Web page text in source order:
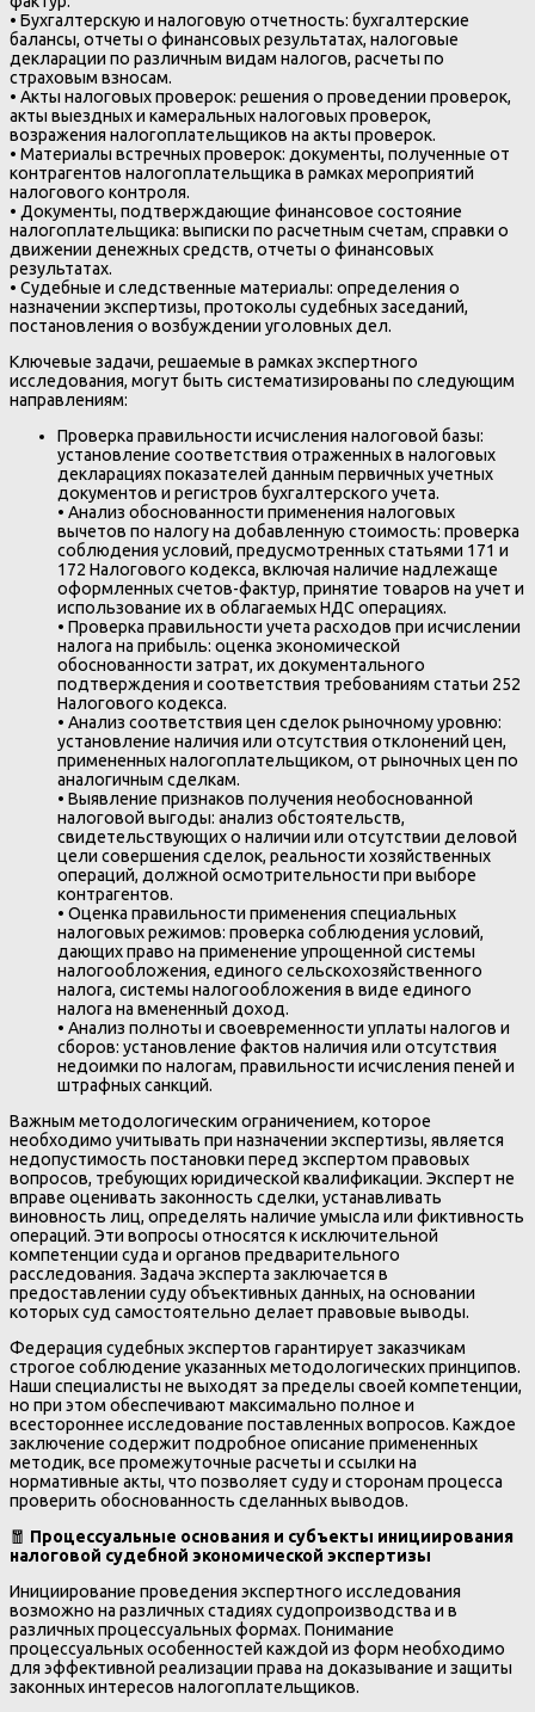
• Бухгалтерскую и налоговую отчетность: бухгалтерские
балансы, отчеты о финансовых результатах, налоговые
декларации по различным видам налогов, расчеты по
страховым взносам.
• Акты налоговых проверок: решения о проведении проверок,
акты выездных и камеральных налоговых проверок,
возражения налогоплательщиков на акты проверок.
• Материалы встречных проверок: документы, полученные от
контрагентов налогоплательщика в рамках мероприятий
налогового контроля.
• Документы, подтверждающие финансовое состояние
налогоплательщика: выписки по расчетным счетам, справки о
движении денежных средств, отчеты о финансовых
результатах.
• Судебные и следственные материалы: определения о
назначении экспертизы, протоколы судебных заседаний,
постановления о возбуждении уголовных дел.
Ключевые задачи, решаемые в рамках экспертного
исследования, могут быть систематизированы по следующим
направлениям:
Проверка правильности исчисления налоговой базы:
установление соответствия отраженных в налоговых
декларациях показателей данным первичных учетных
документов и регистров бухгалтерского учета.
• Анализ обоснованности применения налоговых
вычетов по налогу на добавленную стоимость: проверка
соблюдения условий, предусмотренных статьями 171 и
172 Налогового кодекса, включая наличие надлежаще
оформленных счетов-фактур, принятие товаров на учет и
использование их в облагаемых НДС операциях.
• Проверка правильности учета расходов при исчислении
налога на прибыль: оценка экономической
обоснованности затрат, их документального
подтверждения и соответствия требованиям статьи 252
Налогового кодекса.
• Анализ соответствия цен сделок рыночному уровню:
установление наличия или отсутствия отклонений цен,
примененных налогоплательщиком, от рыночных цен по
аналогичным сделкам.
• Выявление признаков получения необоснованной
налоговой выгоды: анализ обстоятельств,
свидетельствующих о наличии или отсутствии деловой
цели совершения сделок, реальности хозяйственных
операций, должной осмотрительности при выборе
контрагентов.
• Оценка правильности применения специальных
налоговых режимов: проверка соблюдения условий,
дающих право на применение упрощенной системы
налогообложения, единого сельскохозяйственного
налога, системы налогообложения в виде единого
налога на вмененный доход.
• Анализ полноты и своевременности уплаты налогов и
сборов: установление фактов наличия или отсутствия
недоимки по налогам, правильности исчисления пеней и
штрафных санкций.
Важным методологическим ограничением, которое
необходимо учитывать при назначении экспертизы, является
недопустимость постановки перед экспертом правовых
вопросов, требующих юридической квалификации. Эксперт не
вправе оценивать законность сделки, устанавливать
виновность лиц, определять наличие умысла или фиктивность
операций. Эти вопросы относятся к исключительной
компетенции суда и органов предварительного
расследования. Задача эксперта заключается в
предоставлении суду объективных данных, на основании
которых суд самостоятельно делает правовые выводы.
Федерация судебных экспертов гарантирует заказчикам
строгое соблюдение указанных методологических принципов.
Наши специалисты не выходят за пределы своей компетенции,
но при этом обеспечивают максимально полное и
всестороннее исследование поставленных вопросов. Каждое
заключение содержит подробное описание примененных
методик, все промежуточные расчеты и ссылки на
нормативные акты, что позволяет суду и сторонам процесса
проверить обоснованность сделанных выводов.
🧧 Процессуальные основания и субъекты инициирования
налоговой судебной экономической экспертизы
Инициирование проведения экспертного исследования
возможно на различных стадиях судопроизводства и в
различных процессуальных формах. Понимание
процессуальных особенностей каждой из форм необходимо
для эффективной реализации права на доказывание и защиты
законных интересов налогоплательщиков.